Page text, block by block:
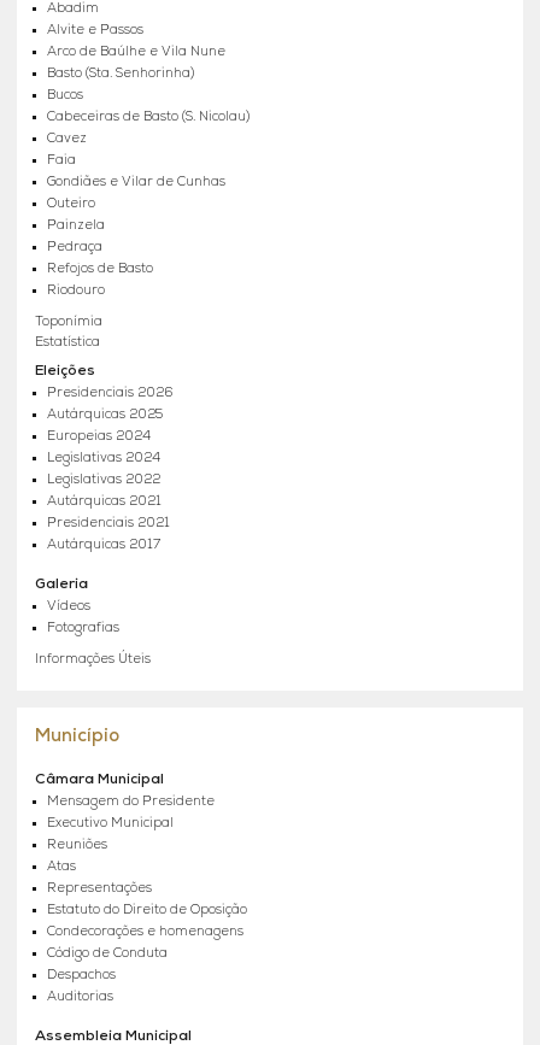
Abadim
Alvite e Passos
Arco de Baúlhe e Vila Nune
Basto (Sta. Senhorinha)
Bucos
Cabeceiras de Basto (S. Nicolau)
Cavez
Faia
Gondiães e Vilar de Cunhas
Outeiro
Painzela
Pedraça
Refojos de Basto
Riodouro
Toponímia
Estatística
Eleições
Presidenciais 2026
Autárquicas 2025
Europeias 2024
Legislativas 2024
Legislativas 2022
Autárquicas 2021
Presidenciais 2021
Autárquicas 2017
Galeria
Vídeos
Fotografias
Informações Úteis
Município
Câmara Municipal
Mensagem do Presidente
Executivo Municipal
Reuniões
Atas
Representações
Estatuto do Direito de Oposição
Condecorações e homenagens
Código de Conduta
Despachos
Auditorias
Assembleia Municipal